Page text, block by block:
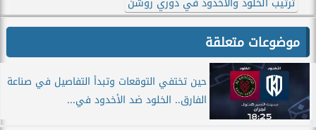
موضوعات متعلقة
حين تختفي التوقعات وتبدأ التفاصيل في صناعة
الفارق.. الخلود ضد الأخدود في...